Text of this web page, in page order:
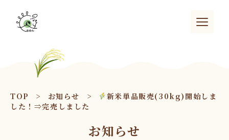
TOP > お知らせ >
新米単品販売(30kg)開始しま
した！⇒完売しました
お知らせ